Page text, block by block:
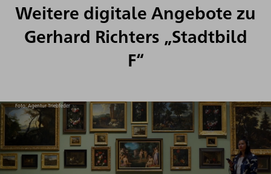
Weitere digitale Angebote zu
Gerhard Richters „Stadtbild
F“
Foto: Agentur Triebfeder